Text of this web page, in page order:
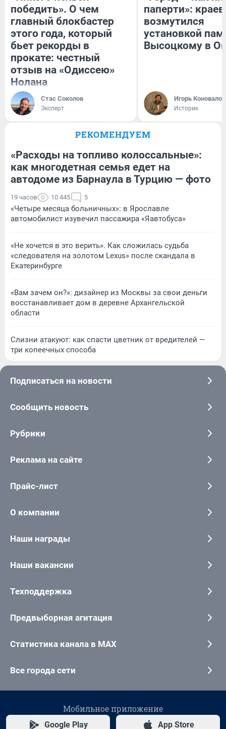
победить». О чем
главный блокбастер
этого года, который
бьет рекорды в
прокате: честный
отзыв на «Одиссею»
Нолана
Стас Соколов
Эксперт
паперти»:
возмутился
установкой
Высоцкому в
Игорь Коновалов
Историк
РЕКОМЕНДУЕМ
«Расходы на топливо колоссальные»:
как многодетная семья едет на
автодоме из Барнаула в Турцию — фото
19 часов 10 445 5
«Четыре месяца больничных»: в Ярославле
автомобилист изувечил пассажира «Яавтобуса»
«Не хочется в это верить». Как сложилась судьба
«следователя на золотом Lexus» после скандала в
Екатеринбурге
«Вам зачем он?»: дизайнер из Москвы за свои деньги
восстанавливает дом в деревне Архангельской
области
Слизни атакуют: как спасти цветник от вредителей —
три копеечных способа
Подписаться на новости
Сообщить новость
Рубрики
Реклама на сайте
Прайс-лист
О компании
Наши награды
Наши вакансии
Техподдержка
Предвыборная агитация
Статистика канала в MAX
Все города сети
Мобильное приложение
Google Play App Store